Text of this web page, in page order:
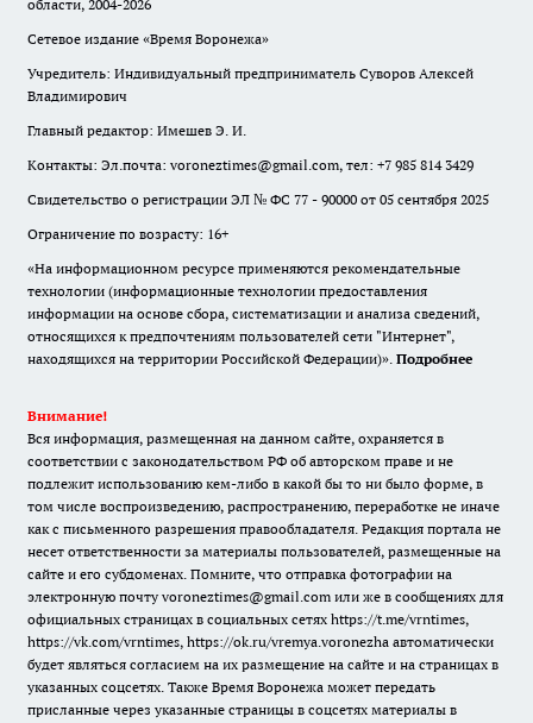
области, 2004-2026
Сетевое издание «Время Воронежа»
Учредитель: Индивидуальный предприниматель Суворов Алексей
Владимирович
Главный редактор: Имешев Э. И.
Контакты: Эл.почта: voroneztimes@gmail.com, тел: +7 985 814 3429
Свидетельство о регистрации ЭЛ № ФС 77 - 90000 от 05 сентября 2025
Ограничение по возрасту: 16+
«На информационном ресурсе применяются рекомендательные
технологии (информационные технологии предоставления
информации на основе сбора, систематизации и анализа сведений,
относящихся к предпочтениям пользователей сети "Интернет",
находящихся на территории Российской Федерации)». Подробнее
Внимание!
Вся информация, размещенная на данном сайте, охраняется в
соответствии с законодательством РФ об авторском праве и не
подлежит использованию кем-либо в какой бы то ни было форме, в
том числе воспроизведению, распространению, переработке не иначе
как с письменного разрешения правообладателя. Редакция портала не
несет ответственности за материалы пользователей, размещенные на
сайте и его субдоменах. Помните, что отправка фотографии на
электронную почту voroneztimes@gmail.com или же в сообщениях для
официальных страницах в социальных сетях https://t.me/vrntimes,
https://vk.com/vrntimes, https://ok.ru/vremya.voronezha автоматически
будет являться согласием на их размещение на сайте и на страницах в
указанных соцсетях. Также Время Воронежа может передать
присланные через указанные страницы в соцсетях материалы в